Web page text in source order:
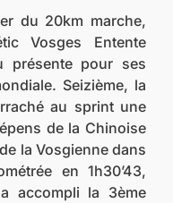
du 20km marche,
Vosges Entente
présente pour ses
Seizième, la
au sprint une
de la Chinoise
la Vosgienne dans
en 1h30’43,
a accompli la 3ème